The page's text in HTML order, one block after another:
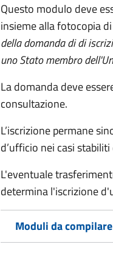
Questo modulo deve
insieme alla fotocopia
della domanda di di
uno Stato membro
La domanda deve
consultazione.
L’iscrizione permane
d’ufficio nei casi
L'eventuale
determina l'iscrizione
Moduli da